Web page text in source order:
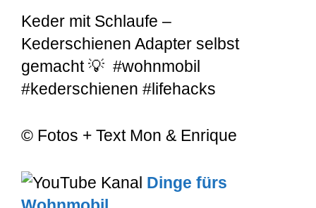
Keder mit Schlaufe –
Kederschienen Adapter selbst
gemacht 💡 #wohnmobil
#kederschienen #lifehacks
© Fotos + Text Mon & Enrique
Dinge fürs